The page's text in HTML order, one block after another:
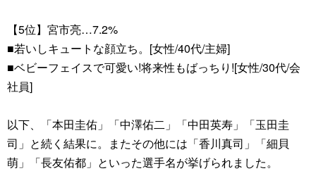
【5位】宮市亮…7.2%
■若いしキュートな顔立ち。[女性/40代/主婦]
■ベビーフェイスで可愛い!将来性もばっちり![女性/30代/会
社員]
以下、「本田圭佑」「中澤佑二」「中田英寿」「玉田圭
司」と続く結果に。またその他には「香川真司」「細貝
萌」「長友佑都」といった選手名が挙げられました。